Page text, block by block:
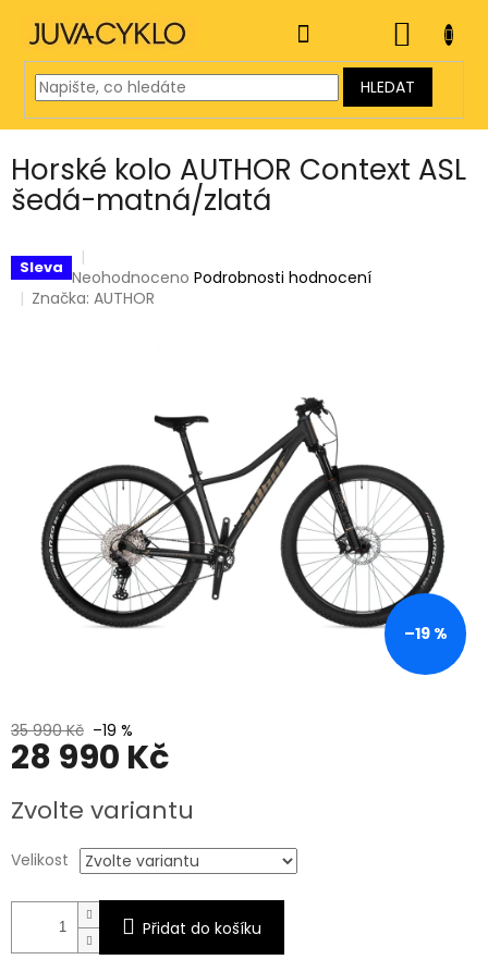
obsah
HLEDAT
KOŠÍK
Horské kolo AUTHOR Context ASL
šedá-matná/zlatá
Sleva Průměrné
hodnocení
Neohodnoceno Podrobnosti hodnocení
Značka:AUTHOR
–19 %
35 990 Kč –19 %
28 990 Kč
cena:
Zvolte variantu
Velikost
Přidat do košíku